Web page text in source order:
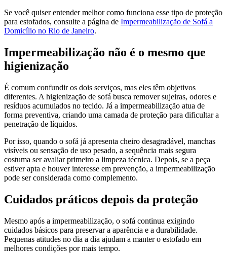
Se você quiser entender melhor como funciona esse tipo de proteção
para estofados, consulte a página de Impermeabilização de Sofá a
Domicílio no Rio de Janeiro.
Impermeabilização não é o mesmo que
higienização
É comum confundir os dois serviços, mas eles têm objetivos
diferentes. A higienização de sofá busca remover sujeiras, odores e
resíduos acumulados no tecido. Já a impermeabilização atua de
forma preventiva, criando uma camada de proteção para dificultar a
penetração de líquidos.
Por isso, quando o sofá já apresenta cheiro desagradável, manchas
visíveis ou sensação de uso pesado, a sequência mais segura
costuma ser avaliar primeiro a limpeza técnica. Depois, se a peça
estiver apta e houver interesse em prevenção, a impermeabilização
pode ser considerada como complemento.
Cuidados práticos depois da proteção
Mesmo após a impermeabilização, o sofá continua exigindo
cuidados básicos para preservar a aparência e a durabilidade.
Pequenas atitudes no dia a dia ajudam a manter o estofado em
melhores condições por mais tempo.